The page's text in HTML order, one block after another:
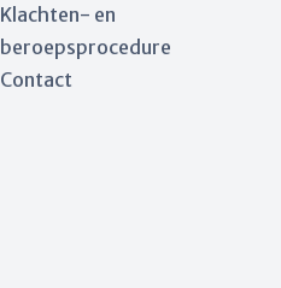
Klachten- en
beroepsprocedure
Contact